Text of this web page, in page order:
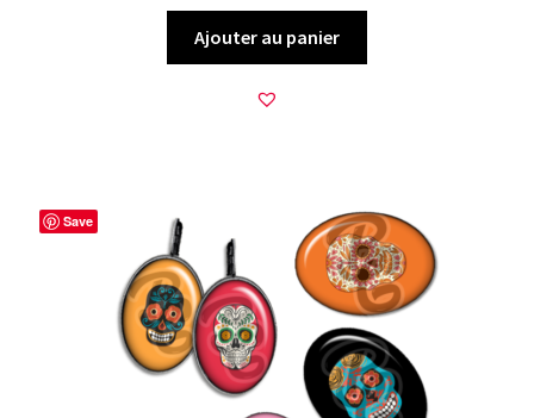
Ajouter au panier
Save